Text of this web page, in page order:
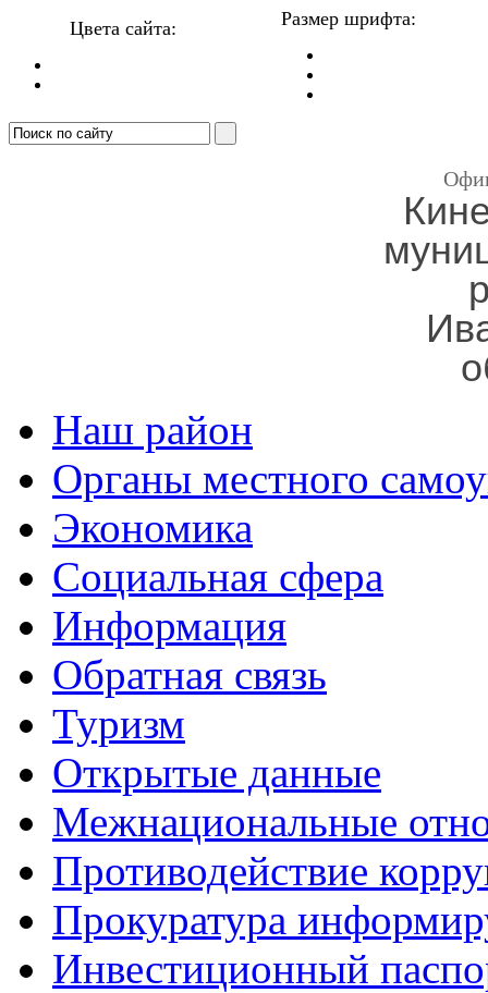
Цвета сайта: Размер шрифта:
Наш район
Органы местного
Экономика
Социальная сфера
Информация
Обратная связь
Туризм
Открытые данные
Межнациональные
Противодействие
Прокуратура
Инвестиционный